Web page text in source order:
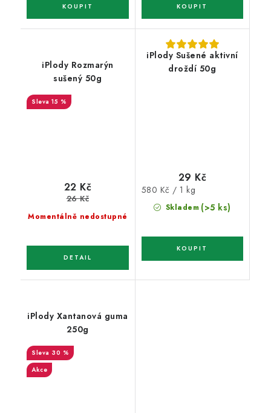
iPlody Rozmarýn
sušený 50g
15 %
Momentálně nedostupné
22 Kč
26 Kč
iPlody Sušené aktivní
droždí 50g
Skladem (>5 ks)
29 Kč
Měrná
cena:
580 Kč / 1 kg
iPlody Xantanová guma
250g
30 %
Akce